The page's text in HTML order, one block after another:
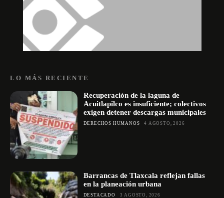
LO MÁS RECIENTE
Recuperación de la laguna de
Acuitlapilco es insuficiente; colectivos
exigen detener descargas municipales
DERECHOS HUMANOS 4 AGOSTO, 2026
Barrancas de Tlaxcala reflejan fallas
en la planeación urbana
DESTACADO 3 AGOSTO, 2026